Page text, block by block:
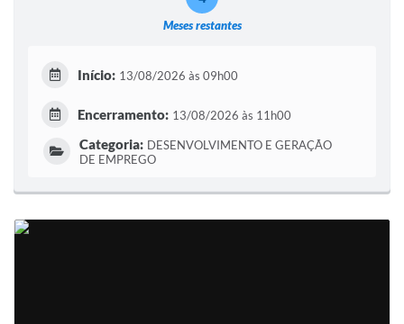
Meses restantes
Início: 13/08/2026 às 09h00
Encerramento: 13/08/2026 às 11h00
Categoria: DESENVOLVIMENTO E GERAÇÃO
DE EMPREGO